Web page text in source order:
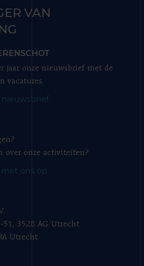
VAN
jaar onze nieuwsbrief met de
vacatures.
nieuwsbrief.
over onze activiteiten?
ons op.
51, 3528 AG Utrecht
Utrecht